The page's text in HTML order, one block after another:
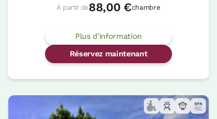
À partir de88,00 €chambre
Plus d'information
Réservez maintenant